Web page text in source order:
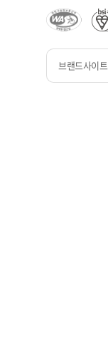
브랜드사이트